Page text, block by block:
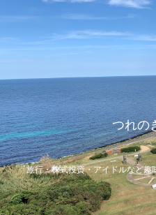
つれの
旅行・株式投資・アイドルなど